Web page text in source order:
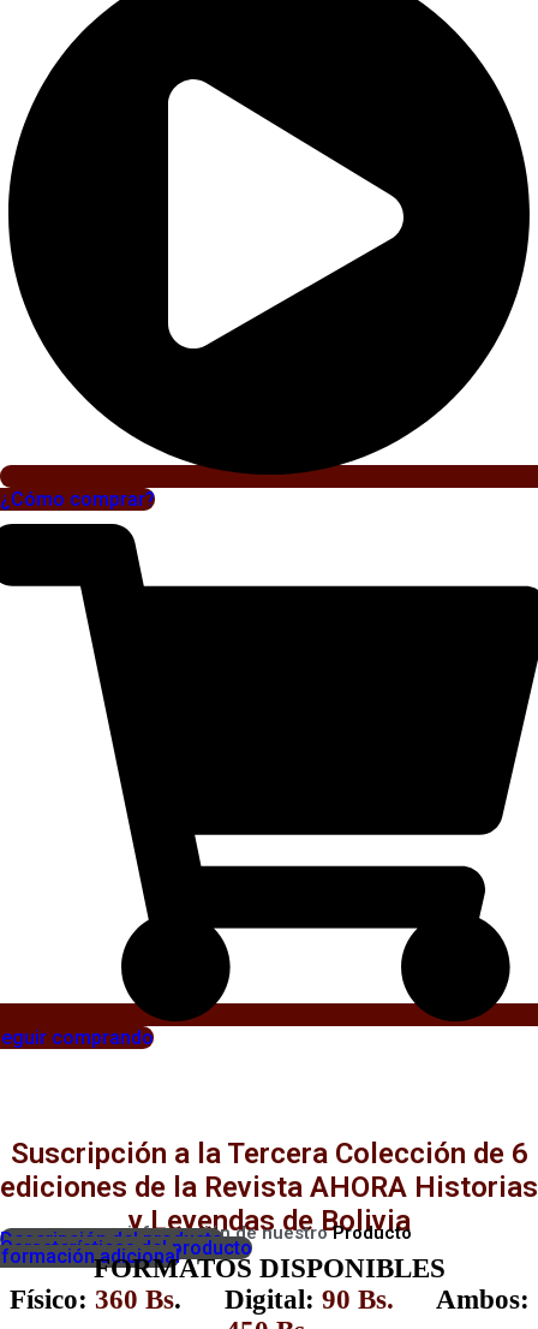
¿Cómo comprar?
comprando
Suscripción a la Tercera Colección de 6
ediciones de la Revista AHORA Historias
y Leyendas de Bolivia
información de nuestro Producto
Descripción del producto
Características del producto
adicional
FORMATOS DISPONIBLES
Físico: 360 Bs. Digital: 90 Bs. Ambos: